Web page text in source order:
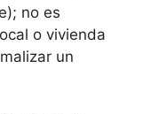
no es
o vivienda
un